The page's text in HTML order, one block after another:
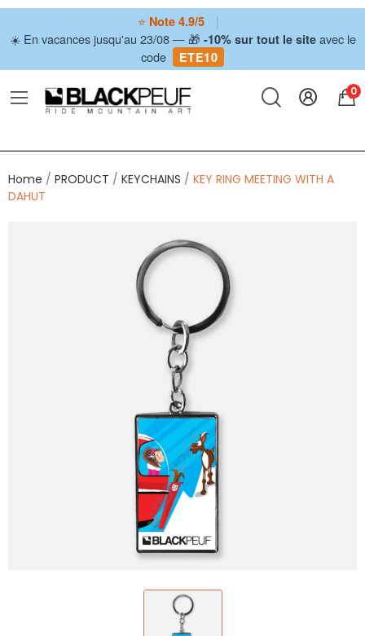
⭐ Note 4.9/5
|
☀️ En vacances jusqu'au 23/08 — 🎁 -10% sur tout le siteavec le
code
ETE10
0
Home PRODUCT KEYCHAINS
KEY RING MEETING WITH A
DAHUT